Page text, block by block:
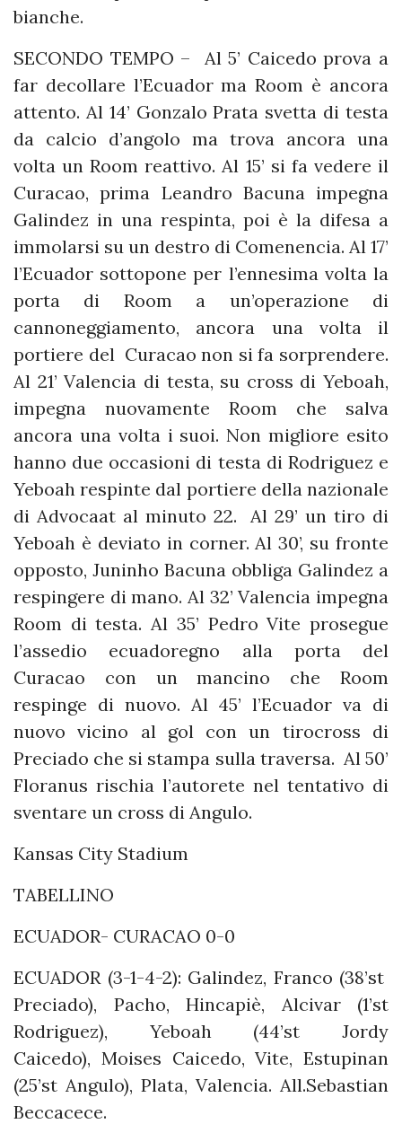
bianche.
SECONDO TEMPO – Al 5’ Caicedo prova a
far decollare l’Ecuador ma Room è ancora
attento. Al 14’ Gonzalo Prata svetta di testa
da calcio d’angolo ma trova ancora una
volta un Room reattivo. Al 15’ si fa vedere il
Curacao, prima Leandro Bacuna impegna
Galindez in una respinta, poi è la difesa a
immolarsi su un destro di Comenencia. Al 17’
l’Ecuador sottopone per l’ennesima volta la
porta di Room a un’operazione di
cannoneggiamento, ancora una volta il
portiere del Curacao non si fa sorprendere.
Al 21’ Valencia di testa, su cross di Yeboah,
impegna nuovamente Room che salva
ancora una volta i suoi. Non migliore esito
hanno due occasioni di testa di Rodriguez e
Yeboah respinte dal portiere della nazionale
di Advocaat al minuto 22. Al 29’ un tiro di
Yeboah è deviato in corner. Al 30’, su fronte
opposto, Juninho Bacuna obbliga Galindez a
respingere di mano. Al 32’ Valencia impegna
Room di testa. Al 35’ Pedro Vite prosegue
l’assedio ecuadoregno alla porta del
Curacao con un mancino che Room
respinge di nuovo. Al 45’ l’Ecuador va di
nuovo vicino al gol con un tirocross di
Preciado che si stampa sulla traversa. Al 50’
Floranus rischia l’autorete nel tentativo di
sventare un cross di Angulo.
Kansas City Stadium
TABELLINO
ECUADOR- CURACAO 0-0
ECUADOR (3-1-4-2): Galindez, Franco (38’st
Preciado), Pacho, Hincapiè, Alcivar (1’st
Rodriguez), Yeboah (44’st Jordy
Caicedo), Moises Caicedo, Vite, Estupinan
(25’st Angulo), Plata, Valencia. All.Sebastian
Beccacece.